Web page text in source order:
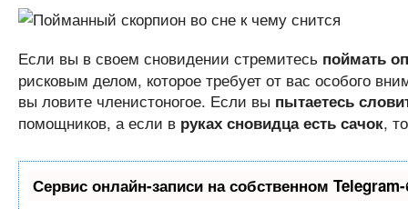
Если вы в своем сновидении стремитесь поймать
рисковым делом, которое требует от вас особого
вы ловите членистоногое. Если вы пытаетесь
помощников, а если в руках сновидца есть сачок,
Сервис онлайн-записи на собственном